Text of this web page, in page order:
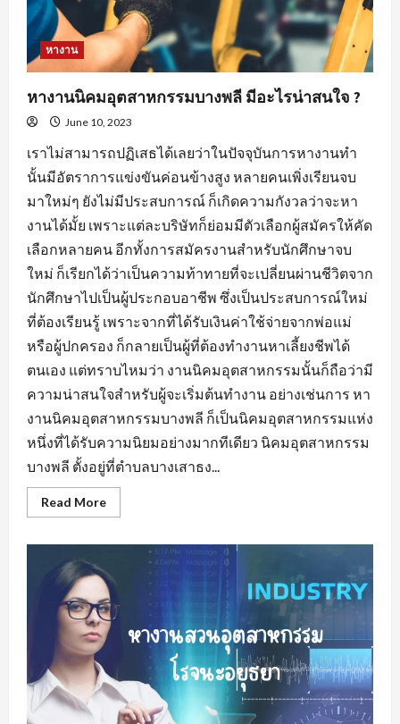
หางาน
หางานนิคมอุตสาหกรรมบางพลี มีอะไรน่าสนใจ ?
June 10, 2023
เราไม่สามารถปฏิเสธได้เลยว่าในปัจจุบันการหางานทำ
นั้นมีอัตราการแข่งขันค่อนข้างสูง หลายคนเพิ่งเรียนจบ
มาใหม่ๆ ยังไม่มีประสบการณ์ ก็เกิดความกังวลว่าจะหา
งานได้มั้ย เพราะแต่ละบริษัทก็ย่อมมีตัวเลือกผู้สมัครให้คัด
เลือกหลายคน อีกทั้งการสมัครงานสำหรับนักศึกษาจบ
ใหม่ ก็เรียกได้ว่าเป็นความท้าทายที่จะเปลี่ยนผ่านชีวิตจาก
นักศึกษาไปเป็นผู้ประกอบอาชีพ ซึ่งเป็นประสบการณ์ใหม่
ที่ต้องเรียนรู้ เพราะจากที่ได้รับเงินค่าใช้จ่ายจากพ่อแม่
หรือผู้ปกครอง ก็กลายเป็นผู้ที่ต้องทำงานหาเลี้ยงชีพได้
ตนเอง แต่ทราบไหมว่า งานนิคมอุตสาหกรรมนั้นก็ถือว่ามี
ความน่าสนใจสำหรับผู้จะเริ่มต้นทำงาน อย่างเช่นการ หา
งานนิคมอุตสาหกรรมบางพลี ก็เป็นนิคมอุตสาหกรรมแห่ง
หนึ่งที่ได้รับความนิยมอย่างมากทีเดียว นิคมอุตสาหกรรม
บางพลี ตั้งอยู่ที่ตำบลบางเสาธง...
Read MoreRead
more
อุตสาหกรรม
บางพลี
มี
อะไร
น่า
สนใจ